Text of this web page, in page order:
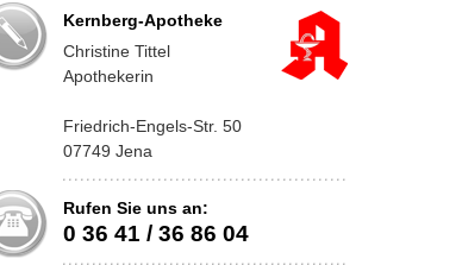
Kernberg-Apotheke
Christine Tittel
Apothekerin
Friedrich-Engels-Str. 50
07749 Jena
Rufen Sie uns an:
0 36 41 / 36 86 04